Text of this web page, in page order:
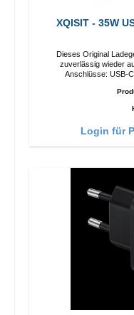
XQISIT - 35W
Dieses Original Ladegerät lädt alle Smartphones
zuverlässig wieder auf. Adapter
Login für